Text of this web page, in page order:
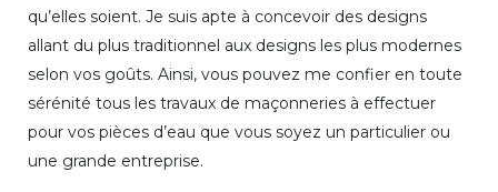
qu’elles soient. Je suis apte à concevoir des designs
allant du plus traditionnel aux designs les plus modernes
selon vos goûts. Ainsi, vous pouvez me confier en toute
sérénité tous les travaux de maçonneries à effectuer
pour vos pièces d’eau que vous soyez un particulier ou
une grande entreprise.